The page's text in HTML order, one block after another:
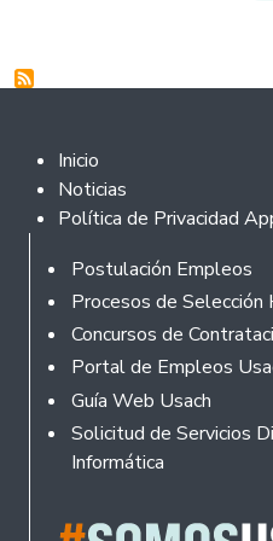
Footer 2
Inicio
Noticias
Política de Privacidad
Footer
Postulación Empleos
Procesos de Selección
Concursos de
Portal de Empleos
Guía Web Usach
Solicitud de Servicios
Informática